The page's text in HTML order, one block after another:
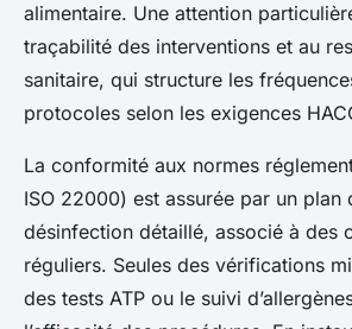
alimentaire. Une attention
traçabilité des interventions et au
sanitaire, qui structure les
protocoles selon les exigences
La conformité aux normes
ISO 22000) est assurée par un plan
désinfection détaillé, associé à des
réguliers. Seules des vérifications
des tests ATP ou le suivi